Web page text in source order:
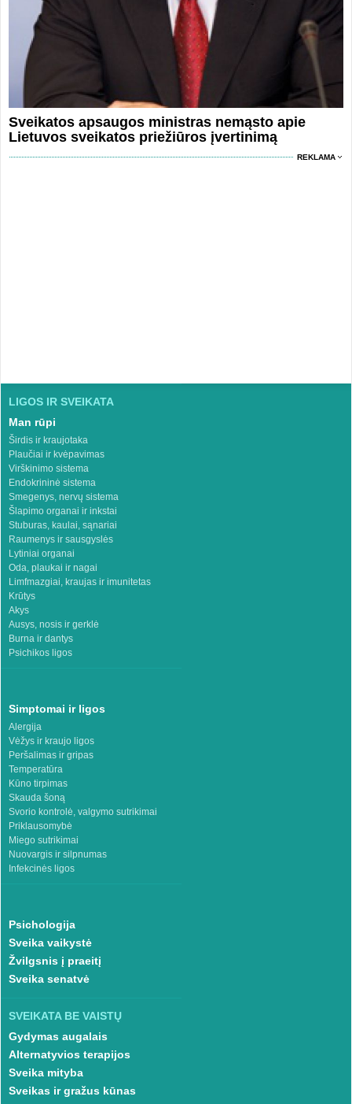
Sveikatos apsaugos ministras nemąsto apie
Lietuvos sveikatos priežiūros įvertinimą
REKLAMA
LIGOS IR SVEIKATA
Man rūpi
Širdis ir kraujotaka
Plaučiai ir kvėpavimas
Virškinimo sistema
Endokrininė sistema
Smegenys, nervų sistema
Šlapimo organai ir inkstai
Stuburas, kaulai, sąnariai
Raumenys ir sausgyslės
Lytiniai organai
Oda, plaukai ir nagai
Limfmazgiai, kraujas ir imunitetas
Krūtys
Akys
Ausys, nosis ir gerklė
Burna ir dantys
Psichikos ligos
Simptomai ir ligos
Alergija
Vėžys ir kraujo ligos
Peršalimas ir gripas
Temperatūra
Kūno tirpimas
Skauda šoną
Svorio kontrolė, valgymo sutrikimai
Priklausomybė
Miego sutrikimai
Nuovargis ir silpnumas
Infekcinės ligos
Psichologija
Sveika vaikystė
Žvilgsnis į praeitį
Sveika senatvė
SVEIKATA BE VAISTŲ
Gydymas augalais
Alternatyvios terapijos
Sveika mityba
Sveikas ir gražus kūnas